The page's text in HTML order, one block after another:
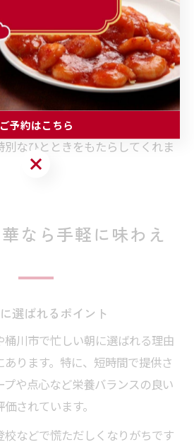
な要因となっています。食事を
ニティとのつながりを実感でき
市の中華朝食ならではです。
らも、「朝の中華で一日が元気
自然に会話が生まれる」など、
せられています。こうした温かな
なひとときをもたらしてくれま
なら手軽に味わえ
選ばれるポイント
川市で忙しい朝に選ばれる理由
ります。特に、短時間で提供さ
や点心など栄養バランスの良い
されています。
などで慌ただしくなりがちです
ご予約はこちら
ご予約はこちら